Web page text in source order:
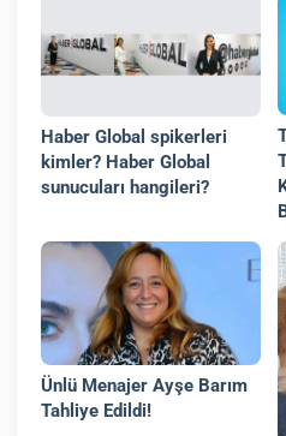
Haber Global spikerleri
kimler? Haber Global
sunucuları hangileri?
Ünlü Menajer Ayşe Barım
Tahliye Edildi!